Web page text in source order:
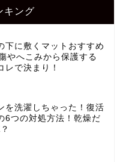
キング
下に敷くマットおすすめ
やへこみから保護する
レで決まり！
を洗濯しちゃった！復活
6つの対処方法！乾燥だ